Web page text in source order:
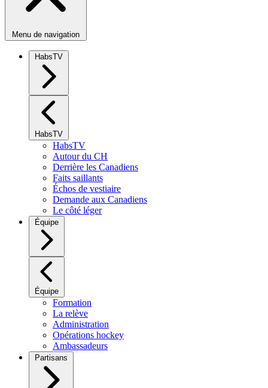
Menu de navigation
HabsTV
HabsTV
HabsTV
Autour du CH
Derrière les Canadiens
Faits saillants
Échos de vestiaire
Demande aux Canadiens
Le côté léger
Équipe
Équipe
Formation
La relève
Administration
Opérations hockey
Ambassadeurs
Partisans